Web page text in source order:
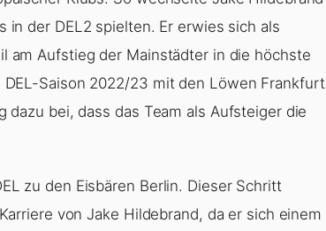
in der DEL2 spielten. Er erwies sich als
am Aufstieg der Mainstädter in die höchste
Saison 2022/23 mit den Löwen Frankfurt
bei, dass das Team als Aufsteiger die
zu den Eisbären Berlin. Dieser Schritt
von Jake Hildebrand, da er sich einem